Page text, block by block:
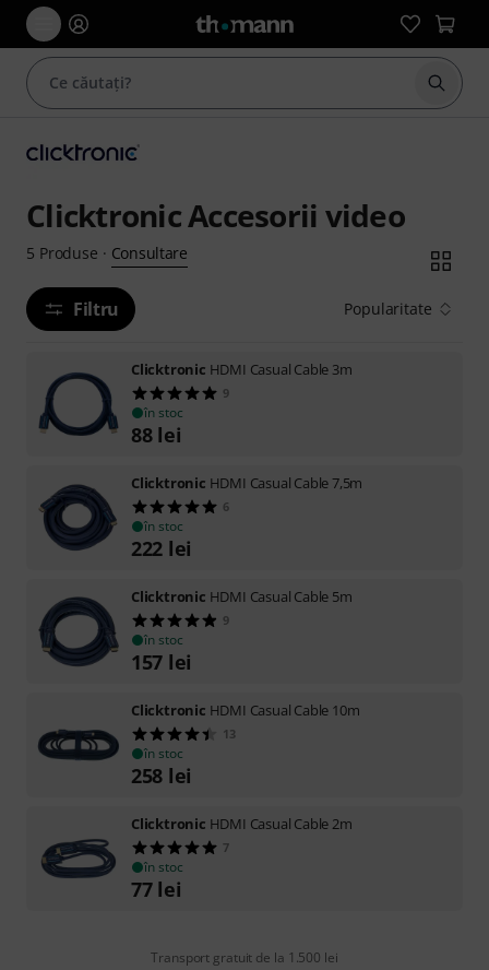
Clicktronic Accesorii video
5 Produse · Consultare
Filtru Popularitate
Clicktronic HDMI Casual Cable 3m
9
în stoc
88 lei
Clicktronic HDMI Casual Cable 7,5m
6
în stoc
222 lei
Clicktronic HDMI Casual Cable 5m
9
în stoc
157 lei
Clicktronic HDMI Casual Cable 10m
13
în stoc
258 lei
Clicktronic HDMI Casual Cable 2m
7
în stoc
77 lei
Transport gratuit de la 1.500 lei